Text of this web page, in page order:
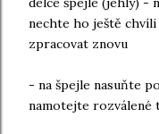
nechte ho ještě
zpracovat znovu
- na špejle nasuňte
namotejte rozválené